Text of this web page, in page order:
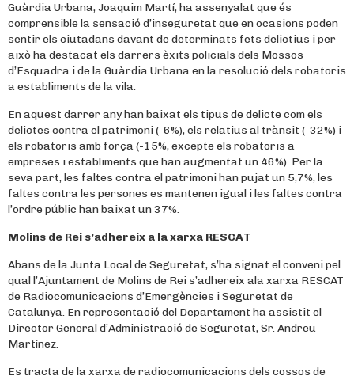
Guàrdia Urbana, Joaquim Martí, ha assenyalat que és
comprensible la sensació d’inseguretat que en ocasions poden
sentir els ciutadans davant de determinats fets delictius i per
això ha destacat els darrers èxits policials dels Mossos
d’Esquadra i de la Guàrdia Urbana en la resolució dels robatoris
a establiments de la vila.
En aquest darrer any han baixat els tipus de delicte com els
delictes contra el patrimoni (-6%), els relatius al trànsit (-32%) i
els robatoris amb força (-15%, excepte els robatoris a
empreses i establiments que han augmentat un 46%). Per la
seva part, les faltes contra el patrimoni han pujat un 5,7%, les
faltes contra les persones es mantenen igual i les faltes contra
l’ordre públic han baixat un 37%.
Molins de Rei s’adhereix a la xarxa RESCAT
Abans de la Junta Local de Seguretat, s’ha signat el conveni pel
qual l’Ajuntament de Molins de Rei s’adhereix ala xarxa RESCAT
de Radiocomunicacions d’Emergències i Seguretat de
Catalunya. En representació del Departament ha assistit el
Director General d’Administració de Seguretat, Sr. Andreu
Martínez.
Es tracta de la xarxa de radiocomunicacions dels cossos de